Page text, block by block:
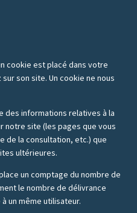
cookie est placé dans votre
son site. Un cookie ne nous
des informations relatives à la
notre site (les pages que vous
de la consultation, etc.) que
ultérieures.
un comptage du nombre de
le nombre de délivrance
un même utilisateur.